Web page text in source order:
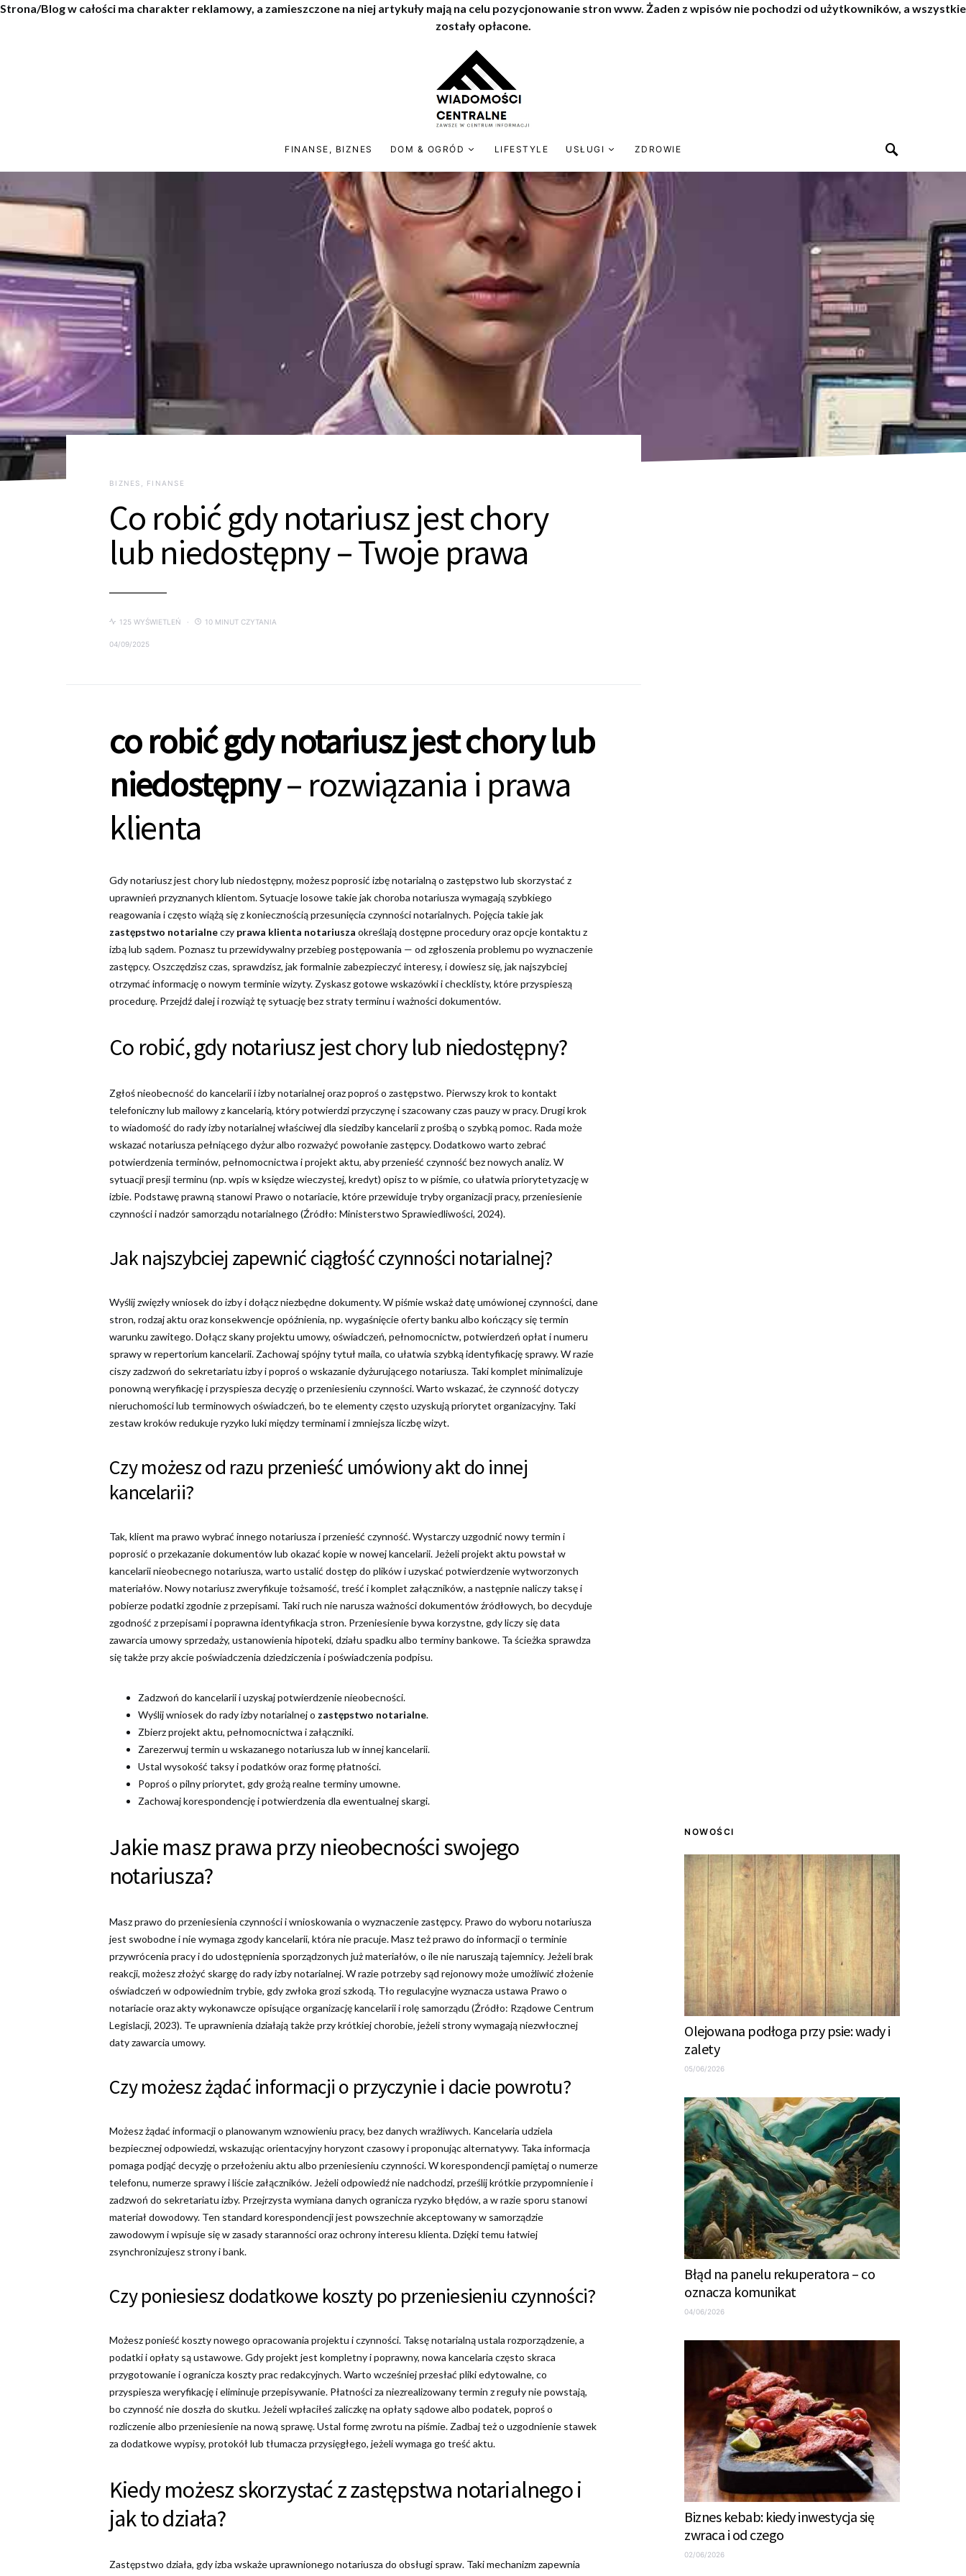
Strona/Blog w całości ma charakter reklamowy, a zamieszczone na niej artykuły mają na celu pozycjonowanie stron www. Żaden z wpisów nie pochodzi od użytkowników, a wszystkie
zostały opłacone.
FINANSE, BIZNES DOM & OGRÓD LIFESTYLE USŁUGI ZDROWIE
BIZNES, FINANSE
Co robić gdy notariusz jest chory
lub niedostępny – Twoje prawa
125 WYŚWIETLEŃ 10 MINUT CZYTANIA
04/09/2025
co robić gdy notariusz jest chory lub
niedostępny– rozwiązania i prawa
klienta
Gdy notariusz jest chory lub niedostępny, możesz poprosić izbę notarialną o zastępstwo lub skorzystać z
uprawnień przyznanych klientom. Sytuacje losowe takie jak choroba notariusza wymagają szybkiego
reagowania i często wiążą się z koniecznością przesunięcia czynności notarialnych. Pojęcia takie jak
zastępstwo notarialneczy prawa klienta notariusza określają dostępne procedury oraz opcje kontaktu z
izbą lub sądem. Poznasz tu przewidywalny przebieg postępowania — od zgłoszenia problemu po wyznaczenie
zastępcy. Oszczędzisz czas, sprawdzisz, jak formalnie zabezpieczyć interesy, i dowiesz się, jak najszybciej
otrzymać informację o nowym terminie wizyty. Zyskasz gotowe wskazówki i checklisty, które przyspieszą
procedurę. Przejdź dalej i rozwiąż tę sytuację bez straty terminu i ważności dokumentów.
Co robić, gdy notariusz jest chory lub niedostępny?
Zgłoś nieobecność do kancelarii i izby notarialnej oraz poproś o zastępstwo. Pierwszy krok to kontakt
telefoniczny lub mailowy z kancelarią, który potwierdzi przyczynę i szacowany czas pauzy w pracy. Drugi krok
to wiadomość do rady izby notarialnej właściwej dla siedziby kancelarii z prośbą o szybką pomoc. Rada może
wskazać notariusza pełniącego dyżur albo rozważyć powołanie zastępcy. Dodatkowo warto zebrać
potwierdzenia terminów, pełnomocnictwa i projekt aktu, aby przenieść czynność bez nowych analiz. W
sytuacji presji terminu (np. wpis w księdze wieczystej, kredyt) opisz to w piśmie, co ułatwia priorytetyzację w
izbie. Podstawę prawną stanowi Prawo o notariacie, które przewiduje tryby organizacji pracy, przeniesienie
czynności i nadzór samorządu notarialnego (Źródło: Ministerstwo Sprawiedliwości, 2024).
Jak najszybciej zapewnić ciągłość czynności notarialnej?
Wyślij zwięzły wniosek do izby i dołącz niezbędne dokumenty. W piśmie wskaż datę umówionej czynności, dane
stron, rodzaj aktu oraz konsekwencje opóźnienia, np. wygaśnięcie oferty banku albo kończący się termin
warunku zawitego. Dołącz skany projektu umowy, oświadczeń, pełnomocnictw, potwierdzeń opłat i numeru
sprawy w repertorium kancelarii. Zachowaj spójny tytuł maila, co ułatwia szybką identyfikację sprawy. W razie
ciszy zadzwoń do sekretariatu izby i poproś o wskazanie dyżurującego notariusza. Taki komplet minimalizuje
ponowną weryfikację i przyspiesza decyzję o przeniesieniu czynności. Warto wskazać, że czynność dotyczy
nieruchomości lub terminowych oświadczeń, bo te elementy często uzyskują priorytet organizacyjny. Taki
zestaw kroków redukuje ryzyko luki między terminami i zmniejsza liczbę wizyt.
Czy możesz od razu przenieść umówiony akt do innej
kancelarii?
Tak, klient ma prawo wybrać innego notariusza i przenieść czynność. Wystarczy uzgodnić nowy termin i
poprosić o przekazanie dokumentów lub okazać kopie w nowej kancelarii. Jeżeli projekt aktu powstał w
kancelarii nieobecnego notariusza, warto ustalić dostęp do plików i uzyskać potwierdzenie wytworzonych
materiałów. Nowy notariusz zweryfikuje tożsamość, treść i komplet załączników, a następnie naliczy taksę i
pobierze podatki zgodnie z przepisami. Taki ruch nie narusza ważności dokumentów źródłowych, bo decyduje
zgodność z przepisami i poprawna identyfikacja stron. Przeniesienie bywa korzystne, gdy liczy się data
zawarcia umowy sprzedaży, ustanowienia hipoteki, działu spadku albo terminy bankowe. Ta ścieżka sprawdza
się także przy akcie poświadczenia dziedziczenia i poświadczenia podpisu.
Zadzwoń do kancelarii i uzyskaj potwierdzenie nieobecności.
Wyślij wniosek do rady izby notarialnej o zastępstwo notarialne.
Zbierz projekt aktu, pełnomocnictwa i załączniki.
Zarezerwuj termin u wskazanego notariusza lub w innej kancelarii.
Ustal wysokość taksy i podatków oraz formę płatności.
Poproś o pilny priorytet, gdy grożą realne terminy umowne.
Zachowaj korespondencję i potwierdzenia dla ewentualnej skargi.
Jakie masz prawa przy nieobecności swojego
notariusza?
Masz prawo do przeniesienia czynności i wnioskowania o wyznaczenie zastępcy. Prawo do wyboru notariusza
jest swobodne i nie wymaga zgody kancelarii, która nie pracuje. Masz też prawo do informacji o terminie
przywrócenia pracy i do udostępnienia sporządzonych już materiałów, o ile nie naruszają tajemnicy. Jeżeli brak
reakcji, możesz złożyć skargę do rady izby notarialnej. W razie potrzeby sąd rejonowy może umożliwić złożenie
oświadczeń w odpowiednim trybie, gdy zwłoka grozi szkodą. Tło regulacyjne wyznacza ustawa Prawo o
notariacie oraz akty wykonawcze opisujące organizację kancelarii i rolę samorządu (Źródło: Rządowe Centrum
Legislacji, 2023). Te uprawnienia działają także przy krótkiej chorobie, jeżeli strony wymagają niezwłocznej
daty zawarcia umowy.
Czy możesz żądać informacji o przyczynie i dacie powrotu?
Możesz żądać informacji o planowanym wznowieniu pracy, bez danych wrażliwych. Kancelaria udziela
bezpiecznej odpowiedzi, wskazując orientacyjny horyzont czasowy i proponując alternatywy. Taka informacja
pomaga podjąć decyzję o przełożeniu aktu albo przeniesieniu czynności. W korespondencji pamiętaj o numerze
telefonu, numerze sprawy i liście załączników. Jeżeli odpowiedź nie nadchodzi, prześlij krótkie przypomnienie i
zadzwoń do sekretariatu izby. Przejrzysta wymiana danych ogranicza ryzyko błędów, a w razie sporu stanowi
materiał dowodowy. Ten standard korespondencji jest powszechnie akceptowany w samorządzie
zawodowym i wpisuje się w zasady staranności oraz ochrony interesu klienta. Dzięki temu łatwiej
zsynchronizujesz strony i bank.
Czy poniesiesz dodatkowe koszty po przeniesieniu czynności?
Możesz ponieść koszty nowego opracowania projektu i czynności. Taksę notarialną ustala rozporządzenie, a
podatki i opłaty są ustawowe. Gdy projekt jest kompletny i poprawny, nowa kancelaria często skraca
przygotowanie i ogranicza koszty prac redakcyjnych. Warto wcześniej przesłać pliki edytowalne, co
przyspiesza weryfikację i eliminuje przepisywanie. Płatności za niezrealizowany termin z reguły nie powstają,
bo czynność nie doszła do skutku. Jeżeli wpłaciłeś zaliczkę na opłaty sądowe albo podatek, poproś o
rozliczenie albo przeniesienie na nową sprawę. Ustal formę zwrotu na piśmie. Zadbaj też o uzgodnienie stawek
za dodatkowe wypisy, protokół lub tłumacza przysięgłego, jeżeli wymaga go treść aktu.
Kiedy możesz skorzystać z zastępstwa notarialnego i
jak to działa?
Zastępstwo działa, gdy izba wskaże uprawnionego notariusza do obsługi spraw. Taki mechanizm zapewnia
NOWOŚCI
Olejowana podłoga przy psie: wady i
zalety
05/06/2026
Błąd na panelu rekuperatora – co
oznacza komunikat
04/06/2026
Biznes kebab: kiedy inwestycja się
zwraca i od czego
02/06/2026